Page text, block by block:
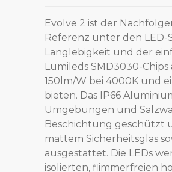
Evolve 2 ist der
Referenz unter den
Langlebigkeit und der
Lumileds SMD3030-
150lm/W bei 4000K und
bieten. Das IP66
Umgebungen und
Beschichtung geschützt
mattem Sicherheitsglas
ausgestattet. Die LEDs
isolierten, flimmerfreien